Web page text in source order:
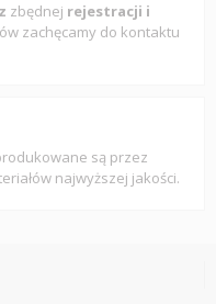
zbędnej rejestracji i
zachęcamy do kontaktu
są przez
najwyższej jakości.